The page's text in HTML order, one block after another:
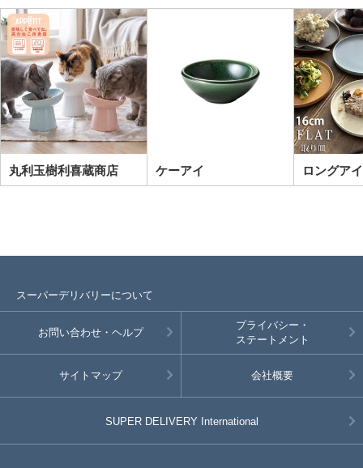
丸利玉樹利喜蔵商店 ケーアイ ロングア
スーパーデリバリーについて
お問い合わせ・ヘルプ
プライバシー・
ステートメント
サイトマップ 会社概要
SUPER DELIVERY International